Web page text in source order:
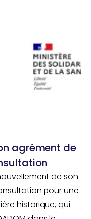
agrément de
de son
pour une
historique, qui